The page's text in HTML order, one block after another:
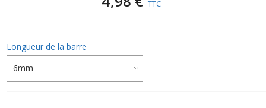
TTC
Longueur de la barre